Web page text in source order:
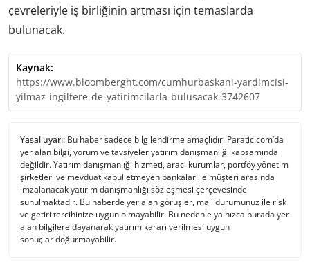
çevreleriyle iş birliğinin artması için temaslarda
bulunacak.
Kaynak:
https://www.bloomberght.com/cumhurbaskani-yardimcisi-
yilmaz-ingiltere-de-yatirimcilarla-bulusacak-3742607
Yasal uyarı: Bu haber sadece bilgilendirme amaçlıdır. Paratic.com’da
yer alan bilgi, yorum ve tavsiyeler yatırım danışmanlığı kapsamında
değildir. Yatırım danışmanlığı hizmeti, aracı kurumlar, portföy yönetim
şirketleri ve mevduat kabul etmeyen bankalar ile müşteri arasında
imzalanacak yatırım danışmanlığı sözleşmesi çerçevesinde
sunulmaktadır. Bu haberde yer alan görüşler, mali durumunuz ile risk
ve getiri tercihinize uygun olmayabilir. Bu nedenle yalnızca burada yer
alan bilgilere dayanarak yatırım kararı verilmesi uygun
sonuçlar doğurmayabilir.